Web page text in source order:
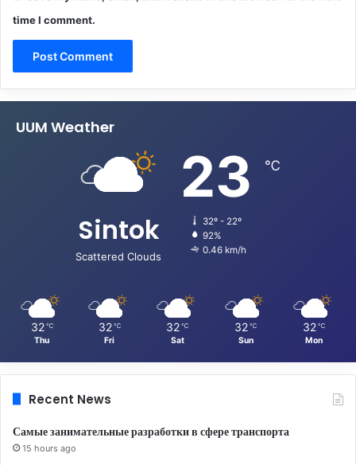
time I comment.
UUM Weather
Sintok
Scattered Clouds
23 ℃
32º - 22º
92%
0.46 km/h
32 ℃
Thu
32 ℃
Fri
32 ℃
Sat
32 ℃
Sun
32 ℃
Mon
Recent News
Самые занимательные разработки в сфере транспорта
15 hours ago